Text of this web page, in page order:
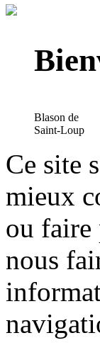
Blason de
Saint-Loup
Ce site
mieux
ou faire
nous